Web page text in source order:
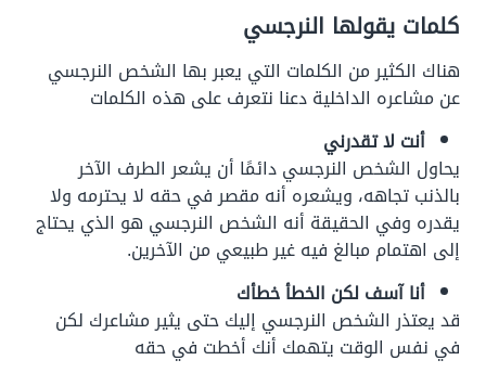
كلمات يقولها النرجسي
هناك الكثير من الكلمات التي يعبر بها الشخص النرجسي
عن مشاعره الداخلية دعنا نتعرف على هذه الكلمات
أنت لا تقدرني
يحاول الشخص النرجسي دائمًا أن يشعر الطرف الآخر
بالذنب تجاهه، ويشعره أنه مقصر في حقه لا يحترمه ولا
يقدره وفي الحقيقة أنه الشخص النرجسي هو الذي يحتاج
إلى اهتمام مبالغ فيه غير طبيعي من الآخرين.
أنا آسف لكن الخطأ خطأك
قد يعتذر الشخص النرجسي إليك حتى يثير مشاعرك لكن
في نفس الوقت يتهمك أنك أخطت في حقه